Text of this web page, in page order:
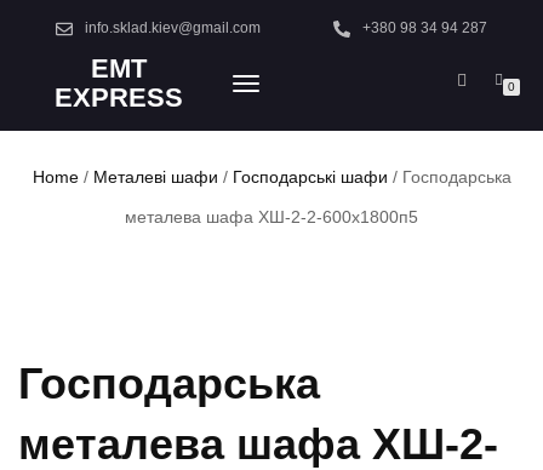
info.sklad.kiev@gmail.com +380 98 34 94 287
EMT
EXPRESS
TOGGLE
0
Home/ Металеві шафи / Господарські шафи / Господарська
металева шафа ХШ-2-2-600х1800п5
Господарська
металева шафа ХШ-2-